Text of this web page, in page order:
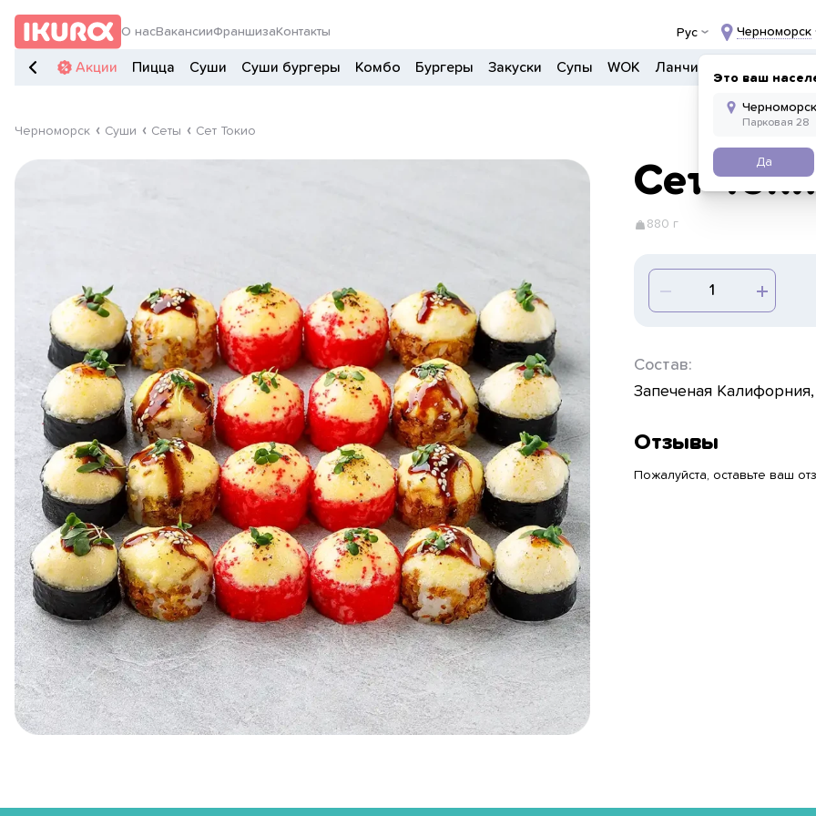
О насВакансииФраншиза Контакты Рус Черноморск
Это ваш
Да
Акции Пицца Суши Суши бургеры Комбо Бургеры Закуски Супы WOK Ланчи
Черноморск Суши Сеты Сет Токио
Сет
880 г
Состав:
Запеченая
Отзывы
Пожалуйста, оставьте ваш